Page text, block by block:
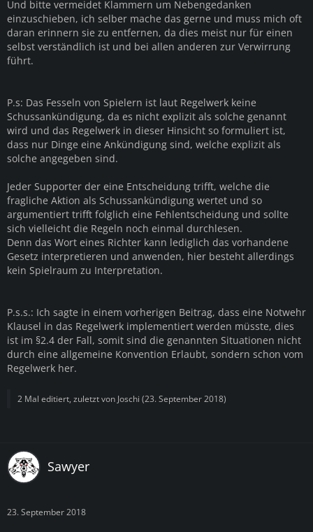
Und bitte vermeidet Klammern um Nebengedanken
einzuschieben, ich selber mache das gerne und muss mich oft
daran erinnern sie zu entfernen, da dies meist nur für einen
selbst verständlich ist und bei allen anderen zur Verwirrung
führt.
P.s: Das Fesseln von Spielern ist laut Regelwerk keine
Schussankündigung, da es nicht explizit als solche genannt
wird und das Regelwerk in dieser Hinsicht so formuliert ist,
dass nur Dinge eine Ankündigung sind, welche explizit als
solche angegeben sind.
Jeder Supporter der eine Entscheidung trifft, welche die
fragliche Aktion als Schussankündigung wertet und so
argumentiert trifft folglich eine Fehlentscheidung und sollte
sich vielleicht die Regeln noch einmal durchlesen.
Denn das Wort eines Richter kann lediglich das vorhandene
Gesetz interpretieren und anwenden, hier besteht allerdings
kein Spielraum zu Interpretation.
P.s.s.: Ich sagte in einem vorherigen Beitrag, dass eine Notwehr
Klausel in das Regelwerk implementiert werden müsste, dies
ist im §2.4 der Fall, somit sind die genannten Situationen nicht
durch eine allgemeine Konvention Erlaubt, sondern schon vom
Regelwerk her.
2 Mal editiert, zuletzt von Joschi (23. September 2018)
Sawyer
23. September 2018